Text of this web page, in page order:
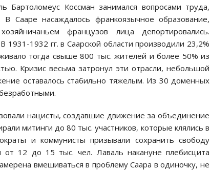
Коссман занимался вопросами труда,
В Сааре насаждалось франкоязычное образование,
французов лица депортировались.
1932 гг. в Саарской области производили 23,2%
тогда свыше 800 тыс. жителей и более 50% из
Кризис весьма затронул эти отрасли, небольшой
оставалось стабильно тяжелым. Из 30 доменных
нацисты, создавшие движение за объединение
митинги до 80 тыс. участников, которые клялись в
и коммунисты призывали сохранить свободу
12 до 15 тыс. чел. Лаваль накануне плебисцита
вмешиваться в проблему Саара в одиночку, не